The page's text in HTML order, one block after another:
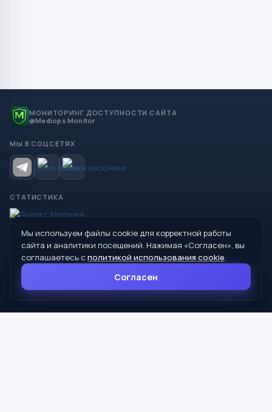
МОНИТОРИНГ ДОСТУПНОСТИ САЙТА
@Mediops Monitor
МЫ В СОЦСЕТЯХ
СТАТИСТИКА
© 2026 Управление образования Администрации МО
Сухой Лог
624800, Свердловская область, г. Сухой Лог, ул. Кирова, дом 7
8 (34373) 4-33-85
Мы используем файлы cookie для корректной работы
сайта и аналитики посещений. Нажимая «Согласен», вы
соглашаетесь с политикой использования cookie.
Согласен